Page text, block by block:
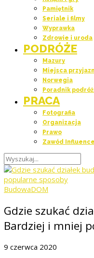
Pamiętnik
Seriale i filmy
Wyprawka
Zdrowie i uroda
PODRÓŻE
Mazury
Miejsca
Norwegia
Poradnik
PRACA
Fotografia
Organizacja
Prawo
Zawód
BudowaDOM
Gdzie szukać
Bardziej i mniej
9 czerwca 2020